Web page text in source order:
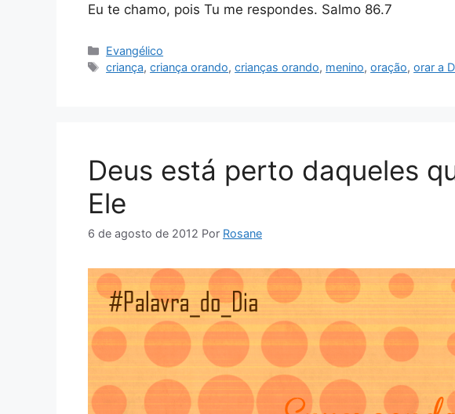
Eu te chamo, pois Tu me respondes. Salmo 86.7
Categorias
Evangélico
Tags
criança,criança orando,crianças orando, menino,oração,orar a
Deus está perto daqueles
Ele
6 de agosto de 2012 Por Rosane